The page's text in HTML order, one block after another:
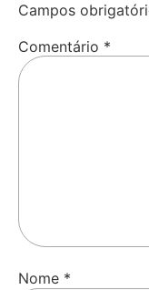
Campos
Comentário *
Nome *